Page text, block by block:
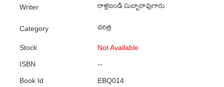
Writer రాళ్లబండి సుబ్బారావుగారు
Category చరిత్ర
Stock Not Available
ISBN --
Book Id EBQ014